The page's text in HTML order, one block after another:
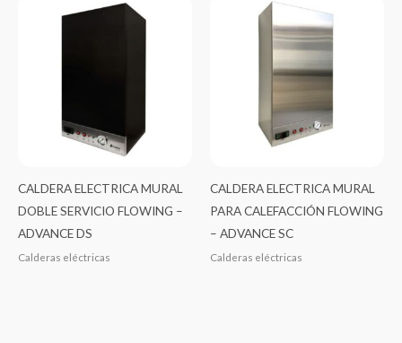
CALDERA ELECTRICA MURAL
DOBLE SERVICIO FLOWING –
ADVANCE DS
Calderas eléctricas
CALDERA ELECTRICA MURAL
PARA CALEFACCIÓN FLOWING
– ADVANCE SC
Calderas eléctricas